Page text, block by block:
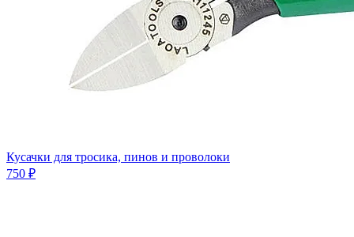
Кусачки для тросика, пинов и проволоки
750 ₽